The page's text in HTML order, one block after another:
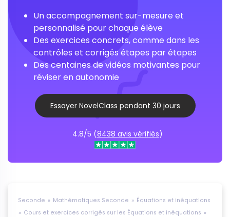
Un accompagnement sur-mesure et
personnalisé pour chaque élève
Des exercices concrets, comme dans les
contrôles et corrigés étapes par étapes
Des centaines de vidéos motivantes pour
réviser en autonomie
Essayer NovelClass pendant 30 jours
4.8/5 (8438 avis vérifiés)
Seconde Mathématiques Seconde
Équations et inéquations
Cours et exercices corrigés sur les Équations et inéquations